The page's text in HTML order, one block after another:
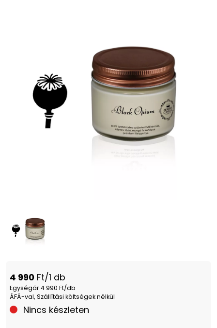
4 990 Ft/1 db
Egységár 4 990 Ft/db
ÁFÁ-val, Szállítási költségek nélkül
Nincs készleten